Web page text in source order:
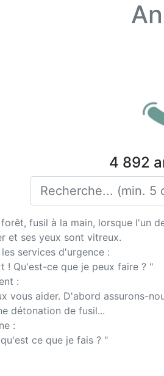
4 892
fusil à la main, lorsque l'un
et ses yeux sont vitreux.
services d'urgence :
! Qu'est-ce que je peux faire ? "
:
vous aider. D'abord assurons-
détonation de fusil...
:
ce que je fais ? "